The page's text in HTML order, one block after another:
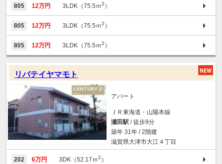
805 12万円 3LDK（75.5ｍ2 ）
805 12万円 3LDK（75.5ｍ2 ）
805 12万円 3LDK（75.5ｍ2 ）
リバテイヤマモト
アパート
ＪＲ東海道・山陽本線
瀬田駅 / 徒歩9分
築年 31年 / 2階建
滋賀県大津市大江４丁目
202 6万円 3DK（52.17ｍ2 ）